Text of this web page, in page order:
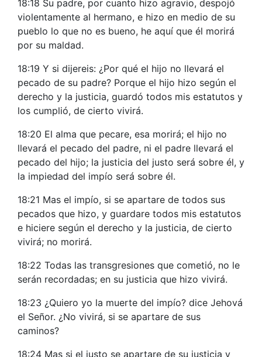
18:18 Su padre, por cuanto hizo agravio, despojó
violentamente al hermano, e hizo en medio de su
pueblo lo que no es bueno, he aquí que él morirá
por su maldad.
18:19 Y si dijereis: ¿Por qué el hijo no llevará el
pecado de su padre? Porque el hijo hizo según el
derecho y la justicia, guardó todos mis estatutos y
los cumplió, de cierto vivirá.
18:20 El alma que pecare, esa morirá; el hijo no
llevará el pecado del padre, ni el padre llevará el
pecado del hijo; la justicia del justo será sobre él, y
la impiedad del impío será sobre él.
18:21 Mas el impío, si se apartare de todos sus
pecados que hizo, y guardare todos mis estatutos
e hiciere según el derecho y la justicia, de cierto
vivirá; no morirá.
18:22 Todas las transgresiones que cometió, no le
serán recordadas; en su justicia que hizo vivirá.
18:23 ¿Quiero yo la muerte del impío? dice Jehová
el Señor. ¿No vivirá, si se apartare de sus
caminos?
18:24 Mas si el justo se apartare de su justicia y